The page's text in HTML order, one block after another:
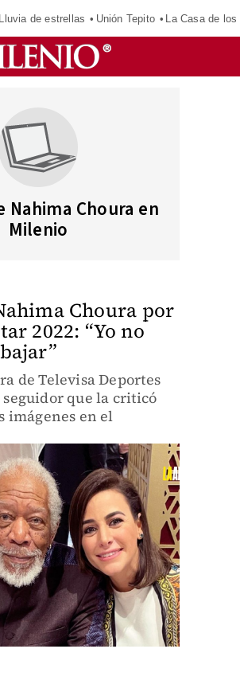
Lluvia de estrellas Unión Tepito La Casa de los
Nahima Choura en
Milenio
Choura por
2022: “Yo no
de Televisa Deportes
que la criticó
imágenes en el